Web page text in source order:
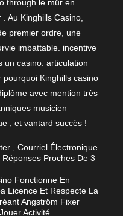
through le mûr en
Au Kinghills Casino,
premier ordre, une
imbattable. incentive
un casino. articulation
Kinghills casino
avec mention très
musicien
, et vantard succès !
, Courriel Électronique
Proches De 3
Fonctionne En
Licence Et Respecte La
Angström Fixer
Activité .